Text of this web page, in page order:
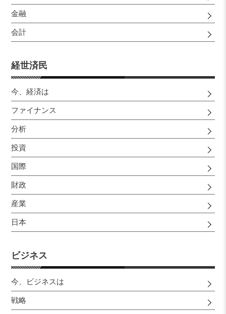
金融
会計
経世済民
今、経済は
ファイナンス
分析
投資
国際
財政
産業
日本
ビジネス
今、ビジネスは
戦略